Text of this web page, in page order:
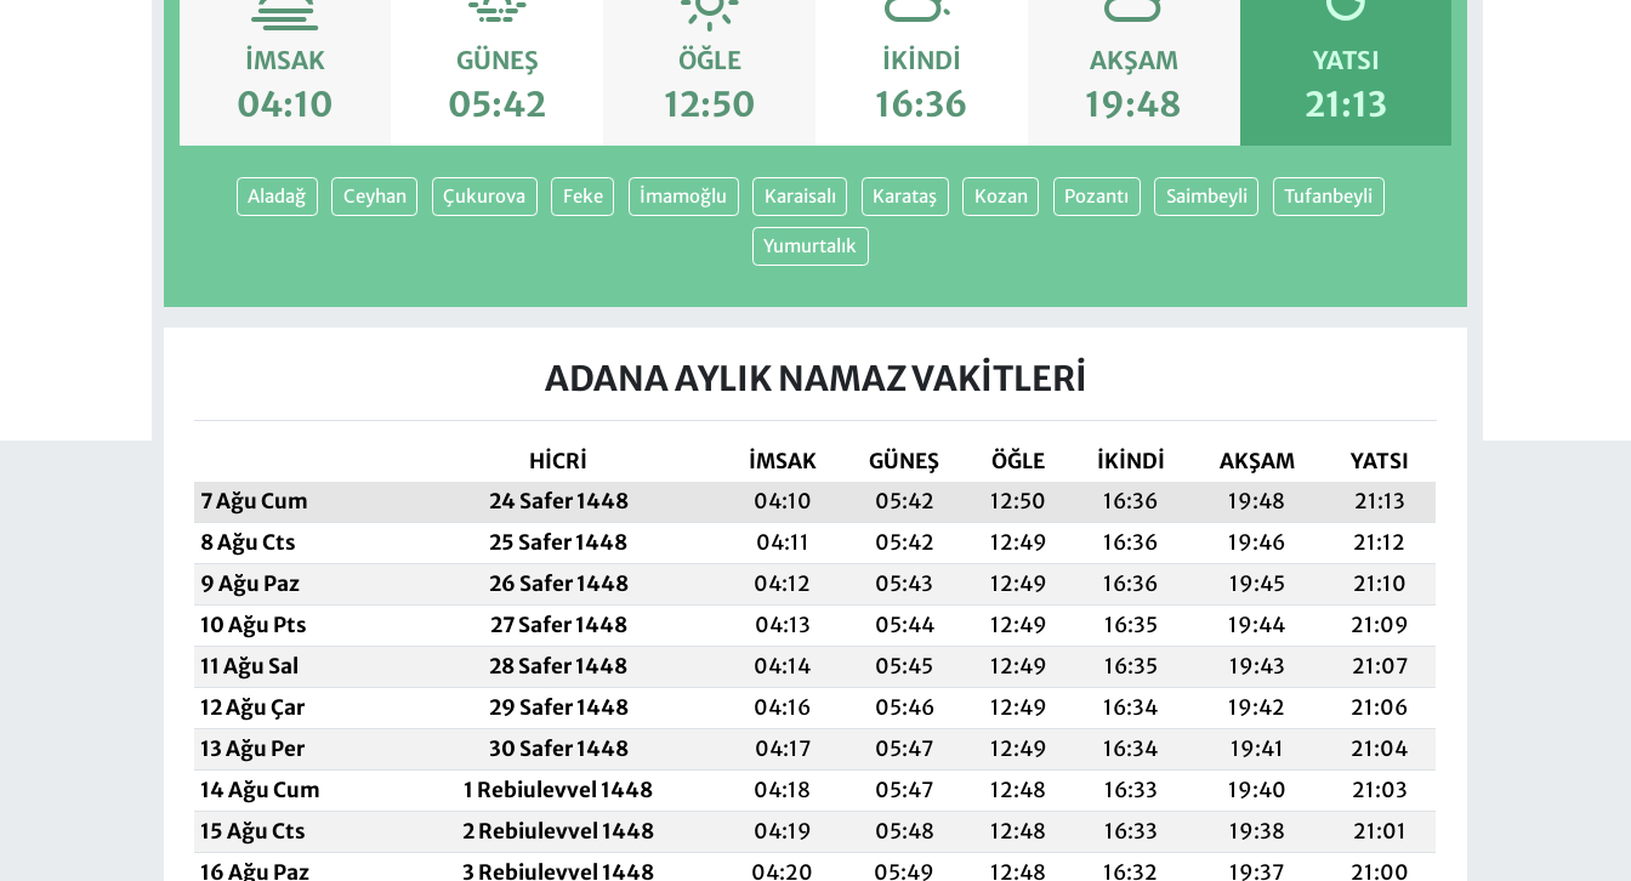
İMSAK
04:10
GÜNEŞ
05:42
ÖĞLE
12:50
İKINDI
16:36
AKŞAM
19:48
YATSI
21:13
Aladağ Ceyhan Çukurova Feke İmamoğlu Karaisalı Karataş Kozan Pozantı Saimbeyli Tufanbeyli
Yumurtalık
ADANA AYLIK NAMAZ VAKITLERI
HİCRİ İMSAK GÜNEŞ ÖĞLE İKINDI AKŞAM
YATSI
7 Ağu Cum
24 Safer 1448 04:10 05:42 12:50 16:36 19:48
21:13
8 Ağu Cts
25 Safer 1448 04:11 05:42 12:49 16:36 19:46
21:12
9 Ağu Paz
26 Safer 1448 04:12 05:43 12:49 16:36 19:45
21:10
10 Ağu Pts
27 Safer 1448 04:13 05:44 12:49 16:35 19:44
21:09
11 Ağu Sal
28 Safer 1448 04:14 05:45 12:49 16:35 19:43
21:07
12 Ağu Çar
29 Safer 1448 04:16 05:46 12:49 16:34 19:42
21:06
13 Ağu Per
30 Safer 1448 04:17 05:47 12:49 16:34 19:41
21:04
14 Ağu Cum
1 Rebiulevvel 1448 04:18 05:47 12:48 16:33 19:40
21:03
15 Ağu Cts
2 Rebiulevvel 1448 04:19 05:48 12:48 16:33 19:38
21:01
16 Ağu Paz
3 Rebiulevvel 1448 04:20 05:49 12:48 16:32 19:37
21:00